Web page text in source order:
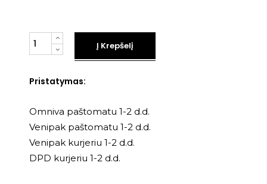
Kiekis
Į Krepšelį
Pristatymas:
Omniva paštomatu 1-2 d.d.
Venipak paštomatu 1-2 d.d.
Venipak kurjeriu 1-2 d.d.
DPD kurjeriu 1-2 d.d.